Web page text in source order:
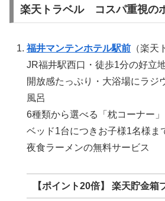
楽天トラベル コスパ重視の
福井マンテンホテル駅前 （楽天
JR福井駅西口・徒歩1分の好立
開放感たっぷり・大浴場にラジ
風呂
6種類から選べる「枕コーナー」
ベッド1台につきお子様1名様ま
夜食ラーメンの無料サービス
【ポイント20倍】 楽天貯金